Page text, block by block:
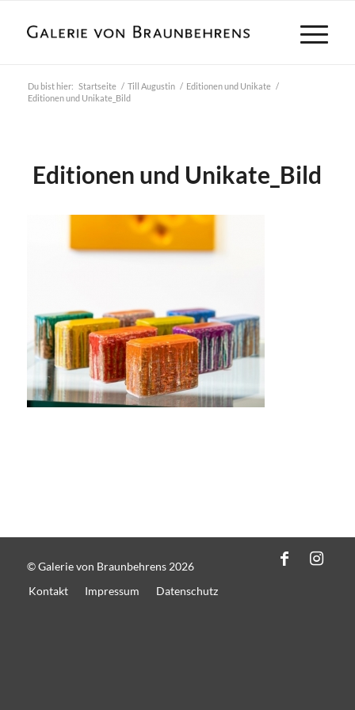
Du bist hier: Startseite / Till Augustin / Editionen und Unikate /
Editionen und Unikate_Bild
Editionen und Unikate_Bild
© Galerie von Braunbehrens 2026
Kontakt
Impressum Datenschutz